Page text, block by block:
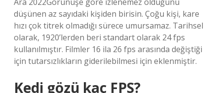
düşünen az sayıdaki kişiden birisin. Çoğu kişi, kare
hızı çok titrek olmadığı sürece umursamaz. Tarihsel
olarak, 1920’lerden beri standart olarak 24 fps
kullanılmıştır. Filmler 16 ila 26 fps arasında değiştiği
için tutarsızlıkların giderilebilmesi için eklenmiştir.
Kedi gözü kaç FPS?